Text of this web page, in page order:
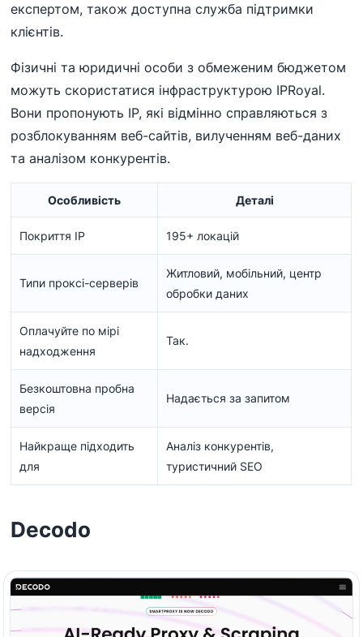
експертом, також доступна служба підтримки
клієнтів.
Фізичні та юридичні особи з обмеженим бюджетом
можуть скористатися інфраструктурою IPRoyal.
Вони пропонують ІР, які відмінно справляються з
розблокуванням веб-сайтів, вилученням веб-даних
та аналізом конкурентів.
Особливість Деталі
Покриття IP 195+ локацій
Типи проксі-серверів
Житловий, мобільний, центр
обробки даних
Оплачуйте по мірі
надходження
Так.
Безкоштовна пробна
версія
Надається за запитом
Найкраще підходить
для
Аналіз конкурентів,
туристичний SEO
Decodo